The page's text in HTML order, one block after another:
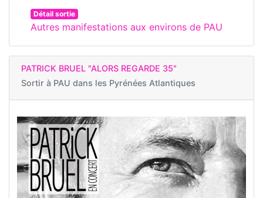
Détail sortie
Autres manifestations aux environs de PAU
PATRICK BRUEL "ALORS REGARDE 35"
Sortir à PAU dans les Pyrénées Atlantiques